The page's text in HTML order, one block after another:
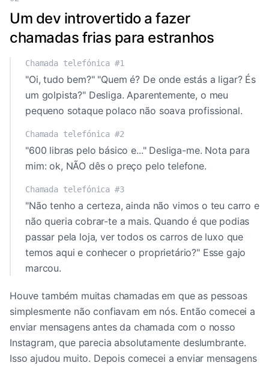
Um dev introvertido a fazer
chamadas frias para estranhos
Chamada telefónica #1
"Oi, tudo bem?" "Quem é? De onde estás a ligar? És
um golpista?" Desliga. Aparentemente, o meu
pequeno sotaque polaco não soava profissional.
Chamada telefónica #2
"600 libras pelo básico e..." Desliga-me. Nota para
mim: ok, NÃO dês o preço pelo telefone.
Chamada telefónica #3
"Não tenho a certeza, ainda não vimos o teu carro e
não queria cobrar-te a mais. Quando é que podias
passar pela loja, ver todos os carros de luxo que
temos aqui e conhecer o proprietário?" Esse gajo
marcou.
Houve também muitas chamadas em que as pessoas
simplesmente não confiavam em nós. Então comecei a
enviar mensagens antes da chamada com o nosso
Instagram, que parecia absolutamente deslumbrante.
Isso ajudou muito. Depois comecei a enviar mensagens